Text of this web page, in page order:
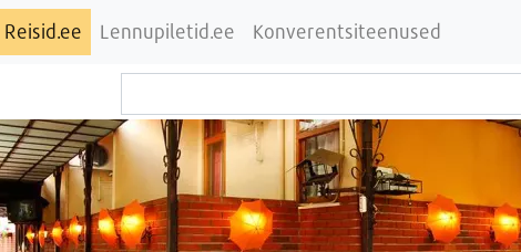
Reisid.ee Lennupiletid.ee Konverentsiteenused